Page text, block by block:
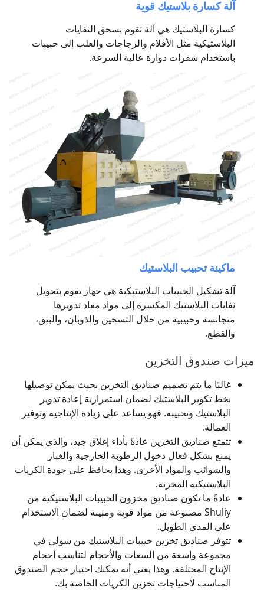
آلة كسارة بلاستيك قوية
كسارة البلاستيك هي آلة تقوم بسحق النفايات
البلاستيكية مثل الأفلام والزجاجات والعلب إلى حبيبات
باستخدام شفرات دوارة عالية السرعة.
ماكينة تحبيب البلاستيك
آلة تشكيل الحبيبات البلاستيكية هي جهاز يقوم بتحويل
نفايات البلاستيك المكسرة إلى مواد معاد تدويرها
متجانسة وحبيبية من خلال التسخين والذوبان، والبثق،
والقطع.
ميزات صندوق التخزين
غالبًا ما يتم تصميم صناديق التخزين بحيث يمكن توصيلها
بخط تكوير البلاستيك لضمان استمرارية إعادة تدوير
البلاستيك وتحبيبه. فهو يساعد على زيادة الإنتاجية وتوفير
العمالة.
تتمتع صناديق التخزين عادةً بأداء إغلاق جيد، والذي يمكن أن
يمنع بشكل فعال دخول الرطوبة الخارجية والغبار
والشوائب والمواد الأخرى. وهذا يحافظ على جودة الكريات
البلاستيكية المخزنة.
عادةً ما تكون صناديق مخزون الحبيبات البلاستيكية من
Shuliy مصنوعة من مواد قوية ومتينة لضمان الاستخدام
على المدى الطويل.
تتوفر صناديق تخزين حبيبات البلاستيك من شولي في
مجموعة واسعة من السعات والأحجام لتناسب أحجام
الإنتاج المختلفة. وهذا يعني أنه يمكنك اختيار حجم الصندوق
المناسب لاحتياجات تخزين الكريات الخاصة بك.